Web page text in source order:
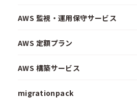
AWS 監視・運用保守サービス
AWS 定額プラン
AWS 構築サービス
migrationpack